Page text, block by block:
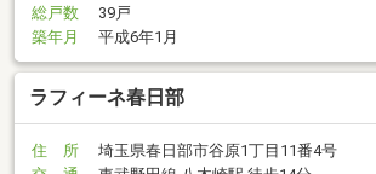
総戸数
39戸
築年月
平成6年1月
ラフィーネ春日部
住 所
埼玉県春日部市谷原1丁目11番4号